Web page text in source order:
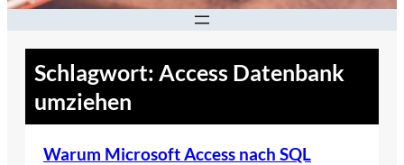
Schlagwort: Access Datenbank
umziehen
Warum Microsoft Access nach SQL